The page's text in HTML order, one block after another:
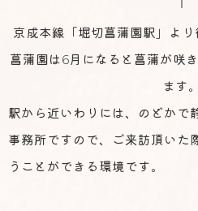
京成本線「堀切菖蒲園駅」よ
菖蒲園は6月になると菖蒲が咲
ます。
駅から近いわりには、のどかで
事務所ですので、ご来訪頂いた
うことができる環境です。